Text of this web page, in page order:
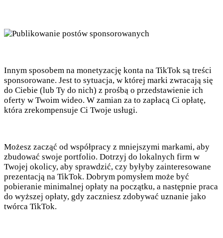
Innym sposobem na monetyzację konta na TikTok są treści
sponsorowane. Jest to sytuacja, w której marki zwracają się
do Ciebie (lub Ty do nich) z prośbą o przedstawienie ich
oferty w Twoim wideo. W zamian za to zapłacą Ci opłatę,
która zrekompensuje Ci Twoje usługi.
Możesz zacząć od współpracy z mniejszymi markami, aby
zbudować swoje portfolio. Dotrzyj do lokalnych firm w
Twojej okolicy, aby sprawdzić, czy byłyby zainteresowane
prezentacją na TikTok. Dobrym pomysłem może być
pobieranie minimalnej opłaty na początku, a następnie praca
do wyższej opłaty, gdy zaczniesz zdobywać uznanie jako
twórca TikTok.